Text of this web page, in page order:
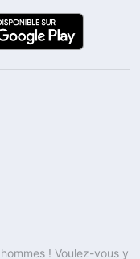
! Voulez-vous y